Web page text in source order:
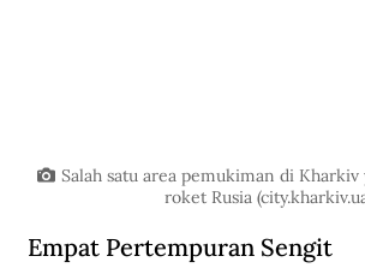
Salah satu area pemukiman di Kharkiv
roket Rusia (
Empat Pertempuran Sengit